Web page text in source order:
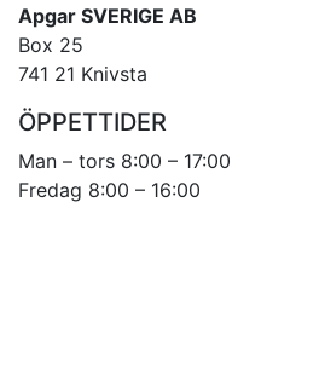
Apgar SVERIGE AB
Box 25
741 21 Knivsta
ÖPPETTIDER
Man – tors 8:00 – 17:00
Fredag 8:00 – 16:00